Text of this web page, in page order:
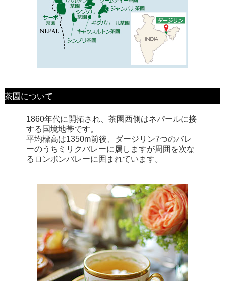
茶園について
1860年代に開拓され、茶園西側はネパールに接
する国境地帯です。
平均標高は1350m前後、ダージリン7つのバレ
ーのうちミリクバレーに属しますが周囲を次な
るロンボンバレーに囲まれています。